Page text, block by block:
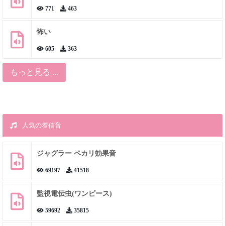
771 463
怖い
605 363
もっと見る ...
人気の着信音
ジャグラー ペカリ効果音
69197 41518
監視電伝虫(ワンピース)
59692 35815